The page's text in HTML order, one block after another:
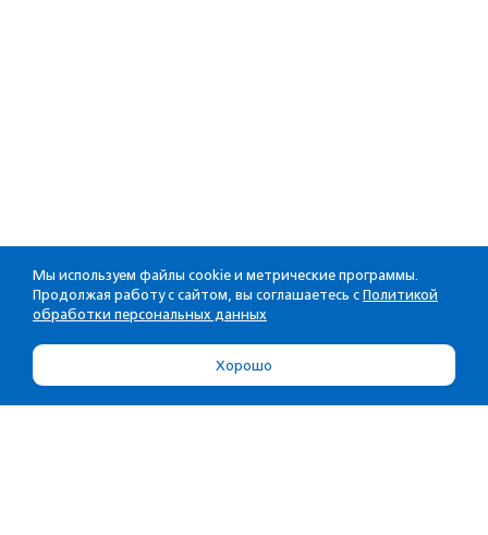
Мы используем файлы cookie и метрические программы.
Продолжая работу с сайтом, вы соглашаетесь с Политикой
обработки персональных данных
Хорошо